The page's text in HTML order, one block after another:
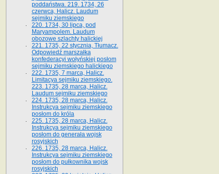
poddaństwa. 219. 1734, 26
czerwca, Halicz. Laudum
sejmiku ziemskiego
220. 1734, 30 lipca, pod
Maryampolem. Laudum
obozowe szlachty halickiej
221. 1735, 22 stycznia, Tłumacz.
Odpowiedź marszałka
konfederacyi wołyńskiej posłom
sejmiku ziemskiego halickiego
222. 1735, 7 marca, Halicz.
Limitacya sejmiku ziemskiego.
223. 1735, 28 marca, Halicz.
Laudum sejmiku ziemskiego
224. 1735, 28 marca, Halicz.
Instrukcya sejmiku ziemskiego
posłom do króla
225. 1735, 28 marca, Halicz.
Instrukcya sejmiku ziemskiego
posłom do generała wojsk
rosyjskich
226. 1735, 28 marca, Halicz.
Instrukcya sejmiku ziemskiego
posłom do pułkownika wojsk
rosyjskich